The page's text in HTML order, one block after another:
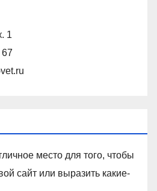
1
место для того, чтобы
сайт или выразить какие-